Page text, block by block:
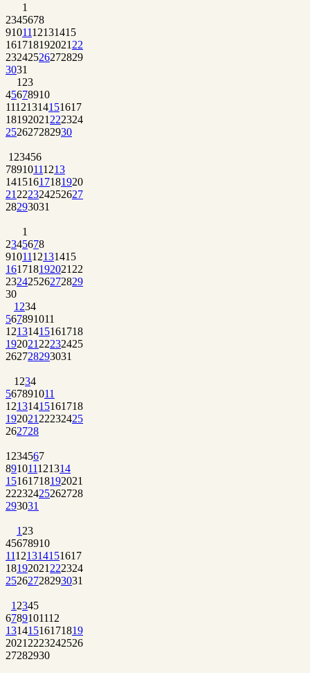
1
2345678
9101112131415
161718192021 22
23242526272829
3031
1 23
45678910
11121314151617
18192021 222324
252627282930
1 23456
78910111213
14151617181920
21 222324252627
28293031
1
2345678
9101112131415
161718192021 22
23242526272829
30
1 234
567891011
12131415161718
192021 22232425
262728293031
1 234
567891011
12131415161718
192021 22232425
262728
1 234567
891011121314
15161718192021
22232425262728
293031
1 23
45678910
11121314151617
18192021 222324
25262728293031
1 2345
6789101112
13141516171819
2021 2223242526
27282930